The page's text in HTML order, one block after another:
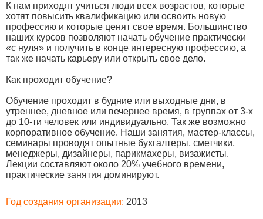
К нам приходят учиться люди всех возрастов, которые
хотят повысить квалификацию или освоить новую
профессию и которые ценят свое время. Большинство
наших курсов позволяют начать обучение практически
«с нуля» и получить в конце интересную профессию, а
так же начать карьеру или открыть свое дело.
Как проходит обучение?
Обучение проходит в будние или выходные дни, в
утреннее, дневное или вечернее время, в группах от 3-х
до 10-ти человек или индивидуально. Так же возможно
корпоративное обучение. Наши занятия, мастер-классы,
семинары проводят опытные бухгалтеры, сметчики,
менеджеры, дизайнеры, парикмахеры, визажисты.
Лекции составляют около 20% учебного времени,
практические занятия доминируют.
Год создания организации: 2013